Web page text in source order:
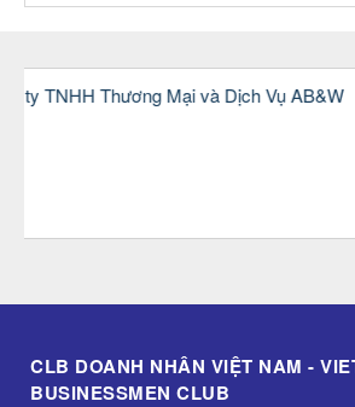
CLB DOANH NHÂN VIỆT NAM -
BUSINESSMEN CLUB